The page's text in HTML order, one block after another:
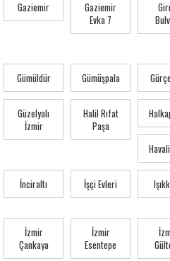
Gaziemir
Gaziemir
Evka 7
Gümüldür Gümüşpala
Güzelyalı
İzmir
Halil Rıfat
Paşa
İnciraltı İşçi Evleri
İzmir
Çankaya
İzmir
Esentepe